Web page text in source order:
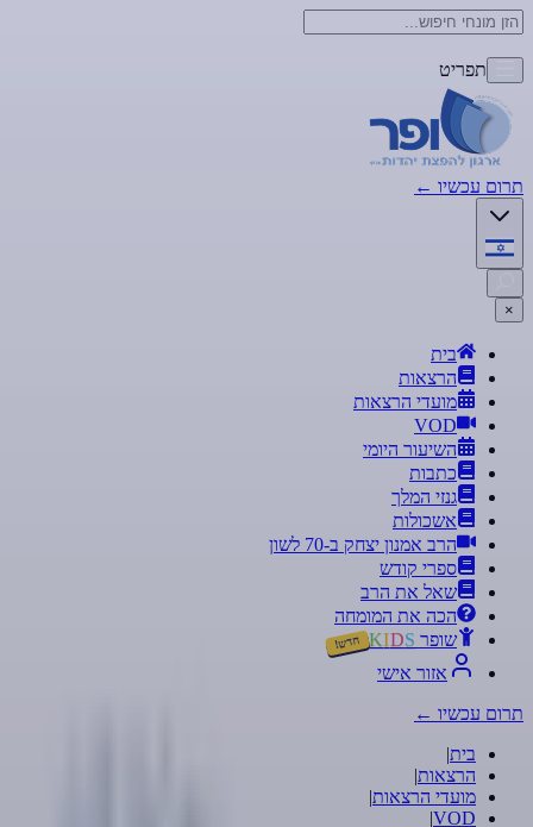
תפריט
תרום עכשיו ←
×
בית
הרצאות
מועדי הרצאות
VOD
השיעור היומי
כתבות
גנזי המלך
אשכולות
הרב אמנון יצחק ב-70 לשון
ספרי קודש
שאל את הרב
הכה את המומחה
שופר
KIDS חדש!
אזור אישי
תרום עכשיו ←
בית|
הרצאות|
מועדי הרצאות|
VOD
|